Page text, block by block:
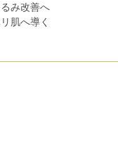
み改善へ
肌へ導く